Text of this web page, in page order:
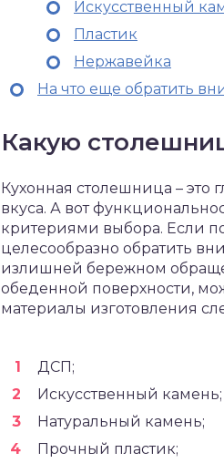
Искусственный
Пластик
Нержавейка
На что еще обратить
Какую
Кухонная столешница – это
вкуса. А вот
критериями выбора. Если
целесообразно обратить
излишней бережном
обеденной поверхности,
материалы изготовления
ДСП;
Искусственный камень;
Натуральный камень;
Прочный пластик;